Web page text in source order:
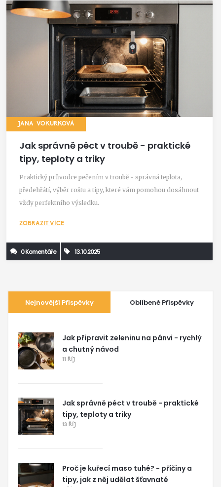
JANA VOKURKOVÁ
Jak správně péct v troubě - praktické
tipy, teploty a triky
Praktický průvodce pečením v troubě - správná teplota,
předehřátí, výběr roštu a tipy, které vám pomohou dosáhnout
vždy perfektního výsledku.
ZOBRAZIT VÍCE
0 Komentáře 13.10.2025
Nejnovější Příspěvky Oblíbené Příspěvky
Jak připravit zeleninu na pánvi - rychlý
a chutný návod
11 ŘÍJ
Jak správně péct v troubě - praktické
tipy, teploty a triky
13 ŘÍJ
Proč je kuřecí maso tuhé? - příčiny a
tipy, jak z něj udělat šťavnaté